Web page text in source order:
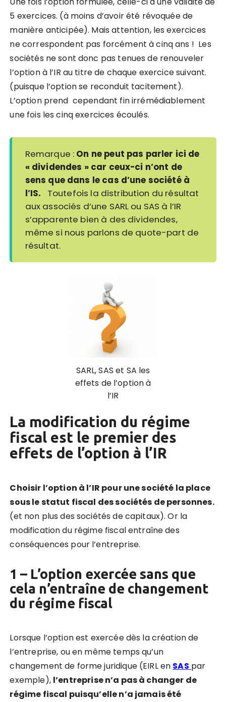
5 exercices. (à moins d’avoir été révoquée de
manière anticipée). Mais attention, les exercices
ne correspondent pas forcément à cinq ans ! Les
sociétés ne sont donc pas tenues de renouveler
l’option à l’IR au titre de chaque exercice suivant.
(puisque l’option se reconduit tacitement).
L’option prend cependant fin irrémédiablement
une fois les cinq exercices écoulés.
Remarque : On ne peut pas parler ici de
« dividendes » car ceux-ci n’ont de
sens que dans le cas d’une société à
l’IS. Toutefois la distribution du résultat
aux associés d’une SARL ou SAS à l’IR
s’apparente bien à des dividendes,
même si nous parlons de quote-part de
résultat.
SARL, SAS et SA les
effets de l’option à
l’IR
La modification du régime
fiscal est le premier des
effets de l’option à l’IR
Choisir l’option à l’IR pour une société la place
sous le statut fiscal des sociétés de personnes.
(et non plus des sociétés de capitaux). Or la
modification du régime fiscal entraîne des
conséquences pour l’entreprise.
1 – L’option exercée sans que
cela n’entraîne de changement
du régime fiscal
Lorsque l’option est exercée dès la création de
l’entreprise, ou en même temps qu’un
changement de forme juridique (EIRL en SAS par
exemple), l’entreprise n’a pas à changer de
régime fiscal puisqu’elle n’a jamais été